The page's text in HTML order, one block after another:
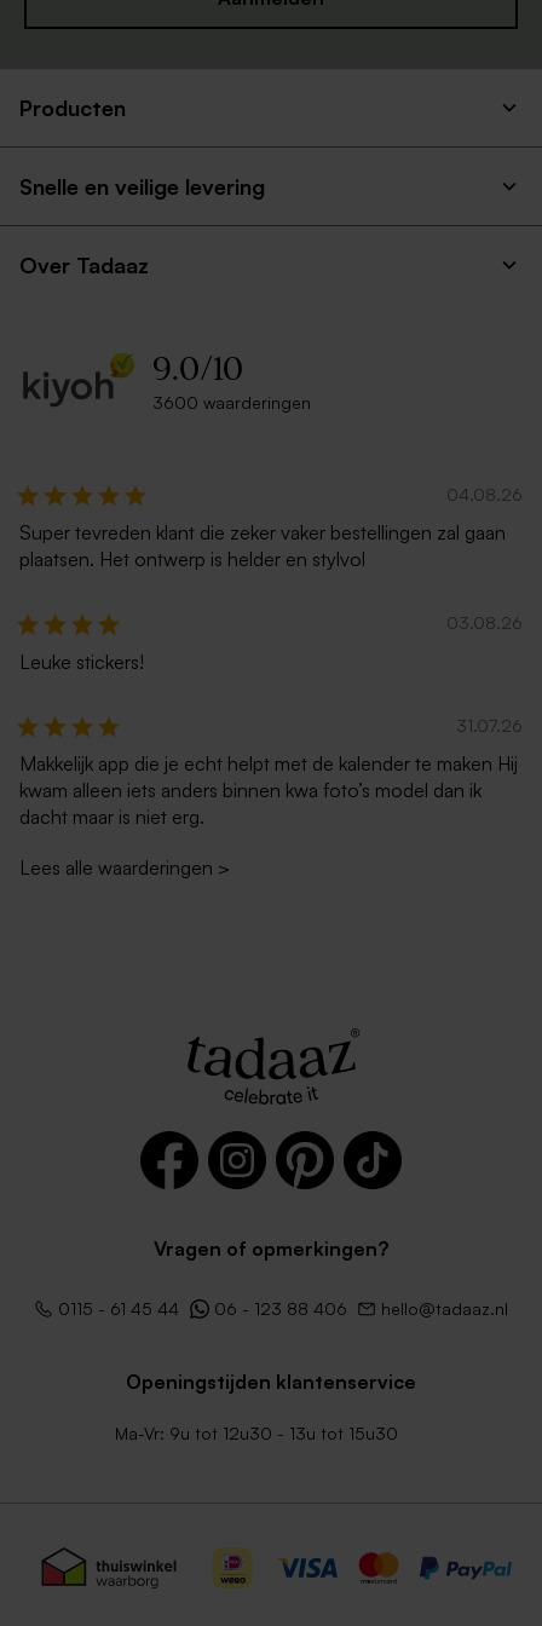
Eucalyptus groene envelop
Felblauwe envelop Warm rode gloed
Witte vierkante envelop Donkerblauwe envelop
Producten
Snelle en veilige levering
Over Tadaaz
9.0/10
3600 waarderingen
04.08.26
Super tevreden klant die zeker vaker bestellingen zal gaan
plaatsen. Het ontwerp is helder en stylvol
03.08.26
Leuke stickers!
31.07.26
Makkelijk app die je echt helpt met de kalender te maken Hij
kwam alleen iets anders binnen kwa foto’s model dan ik
dacht maar is niet erg.
Lees alle waarderingen >
Vragen of opmerkingen?
0115 - 61 45 44 06 - 123 88 406 hello@tadaaz.nl
Openingstijden klantenservice
Ma-Vr: 9u tot 12u30 - 13u tot 15u30